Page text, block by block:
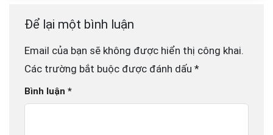
Để lại một bình luận
Email của bạn sẽ không được hiển thị công khai.
Các trường bắt buộc được đánh dấu *
Bình luận *